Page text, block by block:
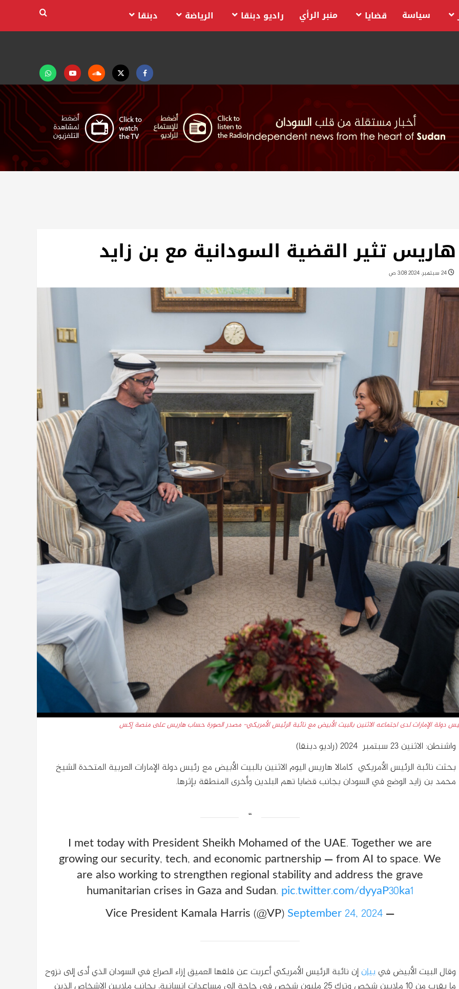
Facebook
Twitter
Soundcloud
Youtubeتابعنا
على
واتساب
سياسة قضايا منبر الرأي راديو دبنقا الرياضة دبنقا
هاريس تثير القضية السودانية مع بن زايد
24 سبتمبر، 2024 3:08 ص
دولة الإمارات لدى اجتماعه الاثنين بالبيت الأبيض مع نائبة الرئيس الأمريكي- مصدر الصورة حساب هاريس على منصة إكس
واشنطن: الاثنين ٢٣ سبتمبر 2024 (راديو دبنقا)
بحثت نائبة الرئيس الأمريكي كامالا هاريس اليوم الاثنين بالبيت الأبيض مع رئيس دولة الإمارات العربية المتحدة الشيخ
محمد بن زايد الوضع في السودان بجانب قضايا تهم البلدين وأخرى المنطقة بإثرها.
I met today with President Sheikh Mohamed of the UAE. Together we are
growing our security, tech, and economic partnership — from AI to space. We
are also working to strengthen regional stability and address the grave
humanitarian crises in Gaza and Sudan. pic.twitter.com/dyyaP30ka1
— Vice President Kamala Harris (@VP)
September 24, 2024
وقال البيت الأبيض فيبيانإن نائبة الرئيس الأمريكي أعربت عن قلقها العميق إزاء الصراع في السودان الذي أدى إلى نزوح